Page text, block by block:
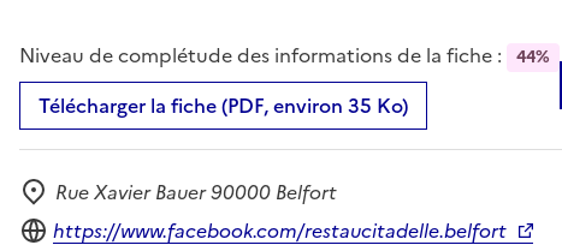
Niveau de complétude des informations de la fiche : 44%
Télécharger la fiche (PDF, environ 35 Ko)
Adresse
Rue Xavier Bauer 90000 Belfort
Site internet
https://www.facebook.com/restaucitadelle.belfort